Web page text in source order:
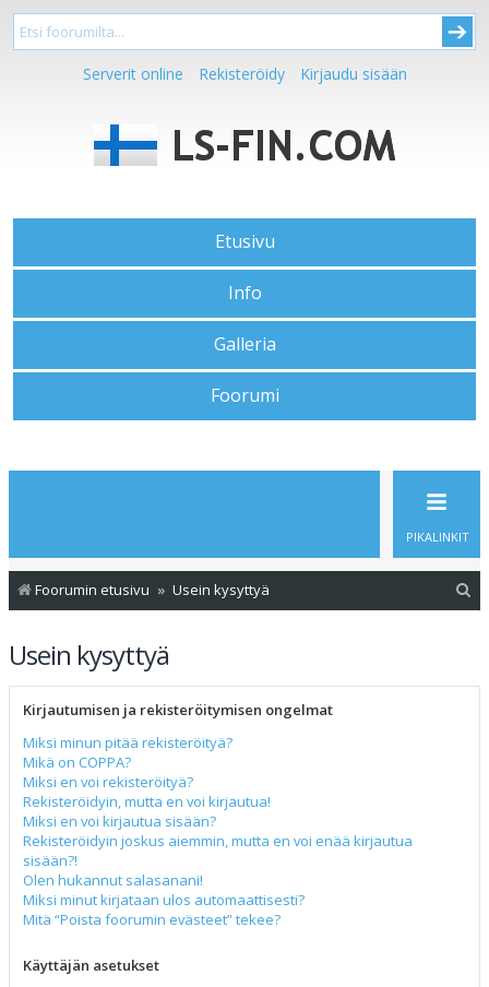
Serverit online Rekisteröidy Kirjaudu sisään
Etusivu
Info
Galleria
Foorumi
PIKALINKIT
Foorumin etusivu Usein kysyttyä
Usein kysyttyä
Kirjautumisen ja rekisteröitymisen ongelmat
Miksi minun pitää rekisteröityä?
Mikä on COPPA?
Miksi en voi rekisteröityä?
Rekisteröidyin, mutta en voi kirjautua!
Miksi en voi kirjautua sisään?
Rekisteröidyin joskus aiemmin, mutta en voi enää kirjautua
sisään?!
Olen hukannut salasanani!
Miksi minut kirjataan ulos automaattisesti?
Mitä “Poista foorumin evästeet” tekee?
Käyttäjän asetukset